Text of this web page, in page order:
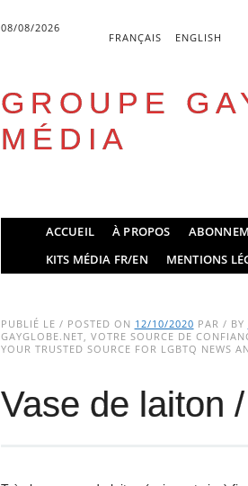
08/08/2026
FRANÇAIS ENGLISH
GROUPE
MÉDIA
Main menu
ACCUEIL À PROPOS
KITS MÉDIA FR/EN
MENTIONS
PUBLIÉ LE / POSTED ON 12/10/2020 PAR / BY
GAYGLOBE.NET, VOTRE SOURCE DE
YOUR TRUSTED SOURCE FOR LGBTQ NEWS
Vase de laiton